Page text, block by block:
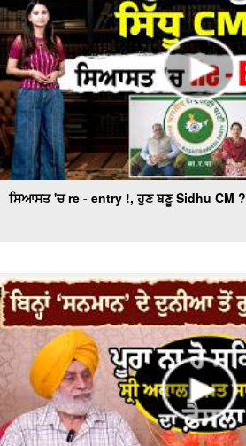
ਸਿਆਸਤ 'ਚ re - entry !, ਹੁਣ ਬਣੂ Sidhu CM ?